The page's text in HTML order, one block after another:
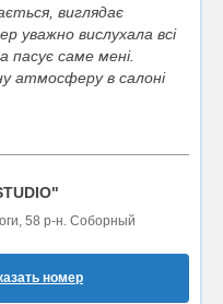
виглядає
уважно вислухала всі
пасує саме мені.
атмосферу в салоні
58 р-н. Соборный
номер